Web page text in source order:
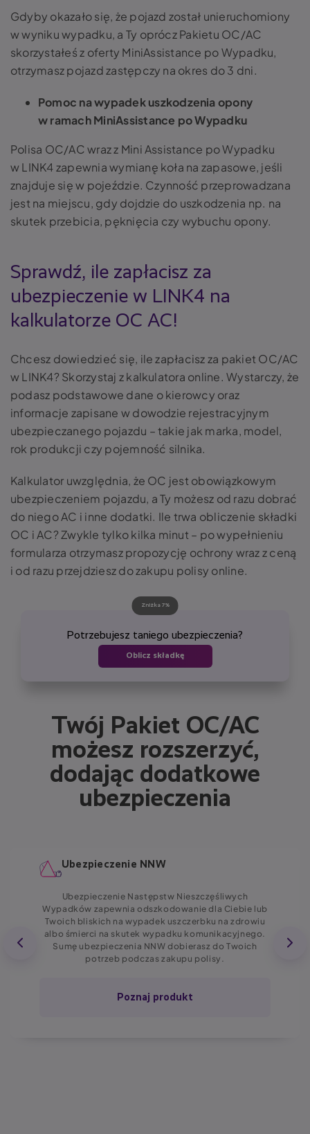
Gdyby okazało się, że pojazd został unieruchomiony
w wyniku wypadku, a Ty oprócz Pakietu OC/AC
skorzystałeś z oferty MiniAssistance po Wypadku,
otrzymasz pojazd zastępczy na okres do 3 dni.
Pomoc na wypadek uszkodzenia opony
w ramach MiniAssistance po Wypadku
Polisa OC/AC wraz z Mini Assistance po Wypadku
w LINK4 zapewnia wymianę koła na zapasowe, jeśli
znajduje się w pojeździe. Czynność przeprowadzana
jest na miejscu, gdy dojdzie do uszkodzenia np. na
skutek przebicia, pęknięcia czy wybuchu opony.
Sprawdź, ile zapłacisz za
ubezpieczenie w LINK4 na
kalkulatorze OC AC!
Chcesz dowiedzieć się, ile zapłacisz za pakiet OC/AC
w LINK4? Skorzystaj z kalkulatora online. Wystarczy, że
podasz podstawowe dane o kierowcy oraz
informacje zapisane w dowodzie rejestracyjnym
ubezpieczanego pojazdu – takie jak marka, model,
rok produkcji czy pojemność silnika.
Kalkulator uwzględnia, że OC jest obowiązkowym
ubezpieczeniem pojazdu, a Ty możesz od razu dobrać
do niego AC i inne dodatki. Ile trwa obliczenie składki
OC i AC? Zwykle tylko kilka minut – po wypełnieniu
formularza otrzymasz propozycję ochrony wraz z ceną
i od razu przejdziesz do zakupu polisy online.
Zniżka 7%
Potrzebujesz taniego ubezpieczenia?
Oblicz składkę
Twój Pakiet OC/AC
możesz rozszerzyć,
dodając dodatkowe
ubezpieczenia
Ubezpieczenie NNW
Ubezpieczenie Następstw Nieszczęśliwych
Wypadków zapewnia odszkodowanie dla Ciebie lub
Twoich bliskich na wypadek uszczerbku na zdrowiu
albo śmierci na skutek wypadku komunikacyjnego.
Sumę ubezpieczenia NNW dobierasz do Twoich
potrzeb podczas zakupu polisy.
Poznaj produkt